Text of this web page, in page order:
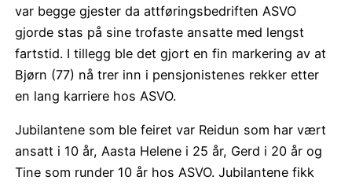
var begge gjester da attføringsbedriften ASVO
gjorde stas på sine trofaste ansatte med lengst
fartstid. I tillegg ble det gjort en fin markering av at
Bjørn (77) nå trer inn i pensjonistenes rekker etter
en lang karriere hos ASVO.
Jubilantene som ble feiret var Reidun som har vært
ansatt i 10 år, Aasta Helene i 25 år, Gerd i 20 år og
Tine som runder 10 år hos ASVO. Jubilantene fikk